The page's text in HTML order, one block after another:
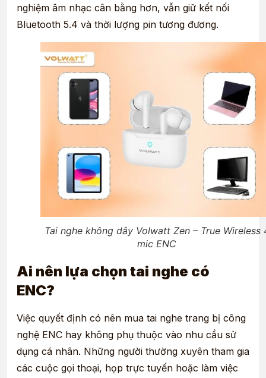
nghiệm âm nhạc cân bằng hơn, vẫn giữ kết nối
Bluetooth 5.4 và thời lượng pin tương đương.
Tai nghe không dây Volwatt Zen – True Wireless
mic ENC
Ai nên lựa chọn tai nghe có
ENC?
Việc quyết định có nên mua tai nghe trang bị công
nghệ ENC hay không phụ thuộc vào nhu cầu sử
dụng cá nhân. Những người thường xuyên tham gia
các cuộc gọi thoại, họp trực tuyến hoặc làm việc